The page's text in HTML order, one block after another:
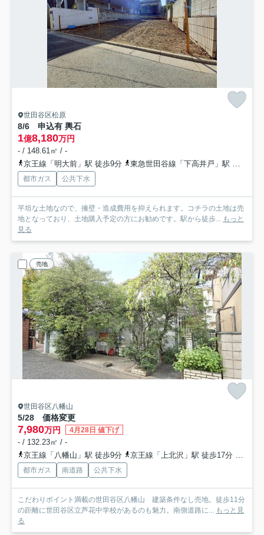
世田谷区松原
8/6 申込有 輿石
1億8,180万円
- / 148.61㎡ / -
京王線「明大前」駅 徒歩9分
東急世田谷線「下高井戸」駅 徒歩10分
都市ガス 公共下水
平坦な土地なので、擁壁・造成費用を抑えられます。コチラの土地は売
地となっており、土地購入予定の方にお勧めです。駅から徒歩... もっと
見る
売地
世田谷区八幡山
5/28 価格変更
7,980万円 4月28日 値下げ
- / 132.23㎡ / -
京王線「八幡山」駅 徒歩9分
京王線「上北沢」駅 徒歩17分 京王
都市ガス 南道路 公共下水
こだわりポイント満載の世田谷区八幡山 建築条件なし売地。徒歩11分
の距離に世田谷区立芦花中学校があるのも魅力。南側道路に... もっと見
る